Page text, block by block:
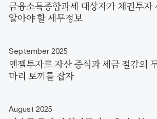
금융소득종합과세 대상자가 채권투자
알아야 할 세무정보
September 2025
엔젤투자로 자산 증식과 세금 절감의
마리 토끼를 잡자
August 2025